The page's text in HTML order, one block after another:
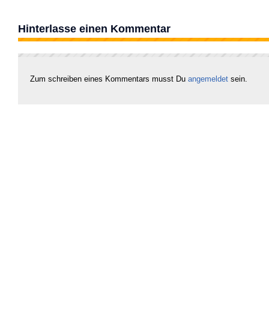
Hinterlasse einen Kommentar
Zum schreiben eines Kommentars musst Du angemeldet sein.